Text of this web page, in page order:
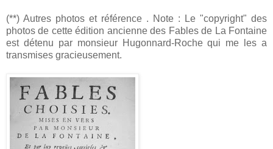
(**) Autres photos et référence . Note : Le "copyright" des
photos de cette édition ancienne des Fables de La Fontaine
est détenu par monsieur Hugonnard-Roche qui me les a
transmises gracieusement.